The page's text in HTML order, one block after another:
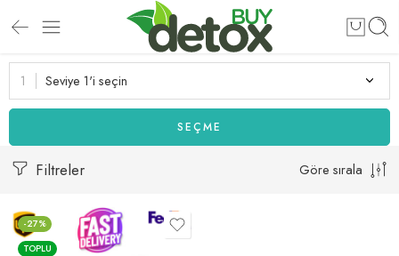
Seviye 1'i seçin
SEÇME
Filtreler Göre sırala
-27%
TOPLU